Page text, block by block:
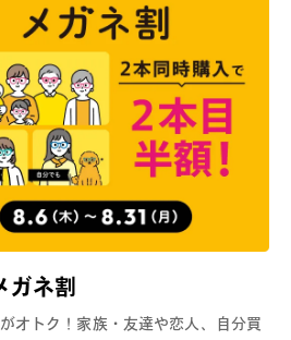
ガネ割
オトク！家族・友達や恋人、自分買